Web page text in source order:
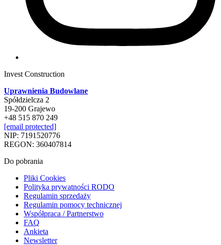
Invest Construction
Uprawnienia Budowlane
Spółdzielcza 2
19-200 Grajewo
+48 515 870 249
[email protected]
NIP: 7191520776
REGON: 360407814
Do pobrania
Pliki Cookies
Polityka prywatności RODO
Regulamin sprzedaży
Regulamin pomocy technicznej
Współpraca / Partnerstwo
FAQ
Ankieta
Newsletter